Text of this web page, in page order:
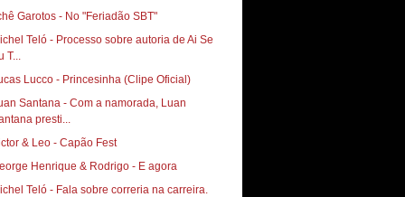
Garotos - No "Feriadão SBT"
Teló - Processo sobre autoria de Ai Se
T...
Lucco - Princesinha (Clipe Oficial)
Santana - Com a namorada, Luan
presti...
& Leo - Capão Fest
Henrique & Rodrigo - E agora
Teló - Fala sobre correria na carreira.